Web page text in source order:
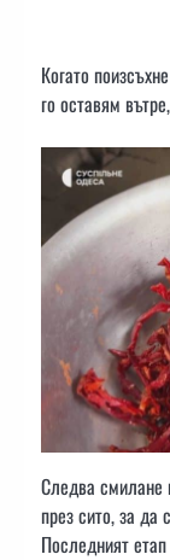
Когато
го оставям
Следва смилане
през сито, за да
Последният